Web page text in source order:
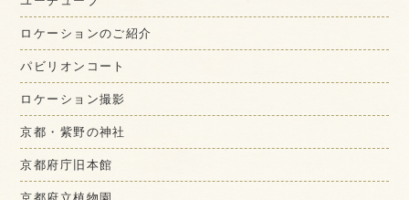
ロケーションのご紹介
パビリオンコート
ロケーション撮影
京都・紫野の神社
京都府庁旧本館